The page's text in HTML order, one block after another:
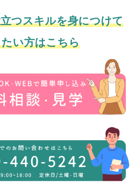
つスキルを身につけて
い方はこちら